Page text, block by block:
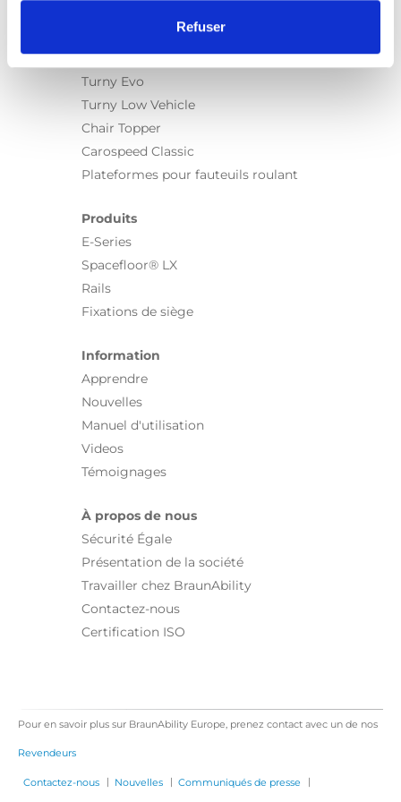
Refuser
Carony
Turny Evo
Turny Low Vehicle
Chair Topper
Carospeed Classic
Plateformes pour fauteuils roulant
Produits
E-Series
Spacefloor® LX
Rails
Fixations de siège
Information
Apprendre
Nouvelles
Manuel d'utilisation
Videos
Témoignages
À propos de nous
Sécurité Égale
Présentation de la société
Travailler chez BraunAbility
Contactez-nous
Certification ISO
Pour en savoir plus sur BraunAbility Europe, prenez contact avec un de nos
Revendeurs
Contactez-nous | Nouvelles | Communiqués de presse |